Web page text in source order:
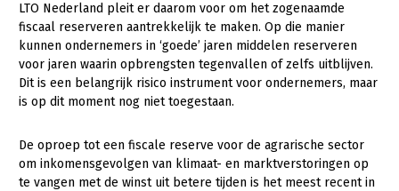
Mens, ondernemerschap en onderwijs
Internationaal
Sectoren
Biologische Landbouw
Geitenhouderij
Plant
Akkerbouw
Multifunctionele landbouw
LTO Nederland pleit er daarom voor om het zogenaamde
fiscaal reserveren aantrekkelijk te maken. Op die manier
kunnen ondernemers in ‘goede’ jaren middelen reserveren
voor jaren waarin opbrengsten tegenvallen of zelfs uitblijven.
Dit is een belangrijk risico instrument voor ondernemers, maar
is op dit moment nog niet toegestaan.
De oproep tot een fiscale reserve voor de agrarische sector
om inkomensgevolgen van klimaat- en marktverstoringen op
te vangen met de winst uit betere tijden is het meest recent in